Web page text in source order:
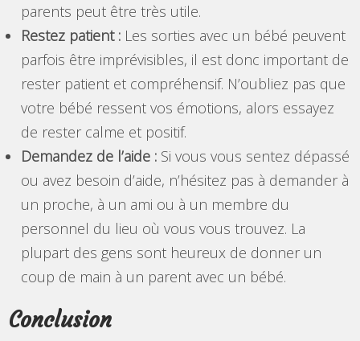
parents peut être très utile.
Restez patient : Les sorties avec un bébé peuvent
parfois être imprévisibles, il est donc important de
rester patient et compréhensif. N’oubliez pas que
votre bébé ressent vos émotions, alors essayez
de rester calme et positif.
Demandez de l’aide : Si vous vous sentez dépassé
ou avez besoin d’aide, n’hésitez pas à demander à
un proche, à un ami ou à un membre du
personnel du lieu où vous vous trouvez. La
plupart des gens sont heureux de donner un
coup de main à un parent avec un bébé.
Conclusion